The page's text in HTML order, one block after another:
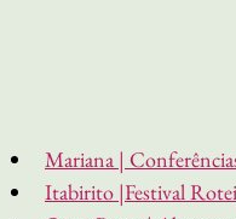
Mariana |
Itabirito |Festival